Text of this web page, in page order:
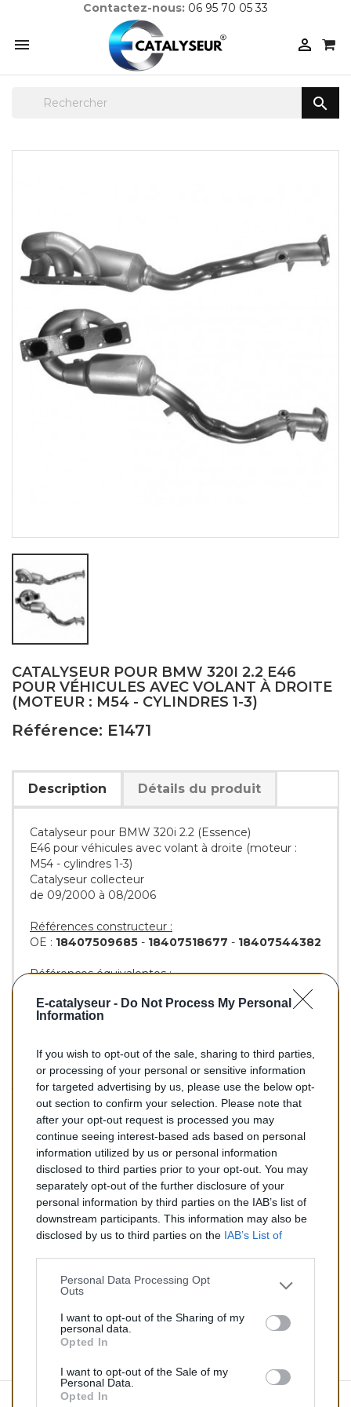
E-catalyseur - Do Not Process My Personal
Information
If you wish to opt-out of the sale, sharing to third parties,
or processing of your personal or sensitive information
for targeted advertising by us, please use the below opt-
out section to confirm your selection. Please note that
after your opt-out request is processed you may
continue seeing interest-based ads based on personal
information utilized by us or personal information
disclosed to third parties prior to your opt-out. You may
separately opt-out of the further disclosure of your
personal information by third parties on the IAB’s list of
downstream participants. This information may also be
disclosed by us to third parties on the IAB’s List of
Personal Data Processing Opt
Outs
I want to opt-out of the Sharing of my
personal data.
Opted In
I want to opt-out of the Sale of my
Personal Data.
Opted In
Contactez-nous: 06 95 70 05 33
 

CATALYSEUR POUR BMW 320I 2.2 E46
POUR VÉHICULES AVEC VOLANT À DROITE
(MOTEUR : M54 - CYLINDRES 1-3)
Référence: E1471
Description Détails du produit
Catalyseur pour BMW 320i 2.2 (Essence)
E46 pour véhicules avec volant à droite (moteur :
M54 - cylindres 1-3)
Catalyseur collecteur
de 09/2000 à 08/2006
Références constructeur :
OE : 18407509685 - 18407518677 - 18407544382
Références équivalentes :
BM :BM91471H
247,00 €
Catalyseur pour BMW 320i 2.2 (Essence) de 09/2000 à
08/2006
Quantité
AJOUTER AU PANIER
Commentaires (0)